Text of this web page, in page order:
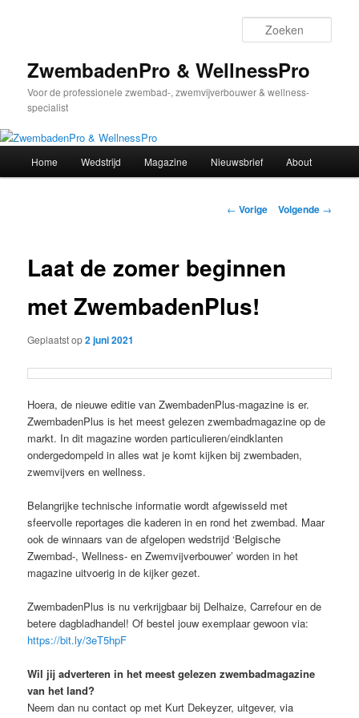
inhoudZwembadenPro & WellnessPro
Voor de professionele zwembad-, zwemvijverbouwer & wellness-
specialist
Home Wedstrijd Magazine Nieuwsbrief About
Bericht
← Vorige Volgende →
Laat de zomer beginnen
met ZwembadenPlus!
Geplaatst op2 juni 2021
Hoera, de nieuwe editie van ZwembadenPlus-magazine is er.
ZwembadenPlus is het meest gelezen zwembadmagazine op de
markt. In dit magazine worden particulieren/eindklanten
ondergedompeld in alles wat je komt kijken bij zwembaden,
zwemvijvers en wellness.
Belangrijke technische informatie wordt afgewisseld met
sfeervolle reportages die kaderen in en rond het zwembad. Maar
ook de winnaars van de afgelopen wedstrijd ‘Belgische
Zwembad-, Wellness- en Zwemvijverbouwer’ worden in het
magazine uitvoerig in de kijker gezet.
ZwembadenPlus is nu verkrijgbaar bij Delhaize, Carrefour en de
betere dagbladhandel! Of bestel jouw exemplaar gewoon via:
https://bit.ly/3eT5hpF
Wil jij adverteren in het meest gelezen zwembadmagazine
van het land?
Neem dan nu contact op met Kurt Dekeyzer, uitgever, via